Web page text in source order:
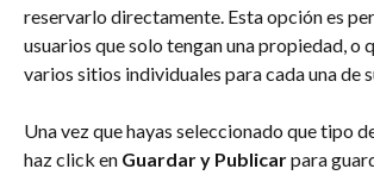
reservarlo directamente. Esta opción es
usuarios que solo tengan una propiedad, o
varios sitios individuales para cada una de
Una vez que hayas seleccionado que tipo
haz click en Guardar y Publicar para